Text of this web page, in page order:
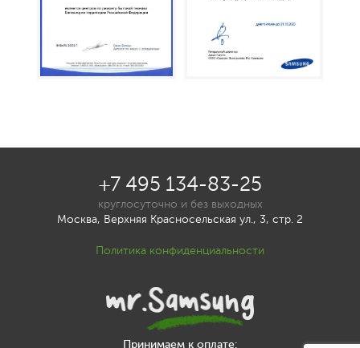
Принимаем к оплате:
+7 495 134-83-25
круглосуточно и без выходных
Москва, Верхняя Красносельская ул., 3, стр. 2
Политика конфиденциальности